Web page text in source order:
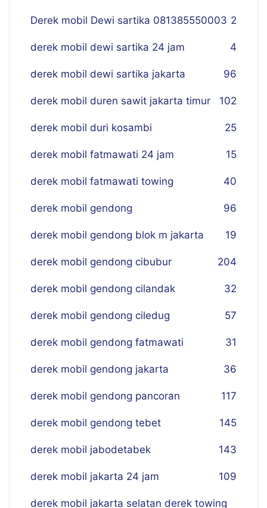
Derek mobil Dewi sartika 081385550003 2
derek mobil dewi sartika 24 jam 4
derek mobil dewi sartika jakarta 96
derek mobil duren sawit jakarta timur 102
derek mobil duri kosambi 25
derek mobil fatmawati 24 jam 15
derek mobil fatmawati towing 40
derek mobil gendong 96
derek mobil gendong blok m jakarta 19
derek mobil gendong cibubur 204
derek mobil gendong cilandak 32
derek mobil gendong ciledug 57
derek mobil gendong fatmawati 31
derek mobil gendong jakarta 36
derek mobil gendong pancoran 117
derek mobil gendong tebet 145
derek mobil jabodetabek 143
derek mobil jakarta 24 jam 109
derek mobil jakarta selatan derek towing